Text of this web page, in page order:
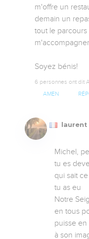
m'offre un
demain un
tout le
Soyez bénis!
6 personnes ont dit
AMEN
laurent
Michel,
tu es
qui sait
tu as eu
Notre
en tous
puisse
à son